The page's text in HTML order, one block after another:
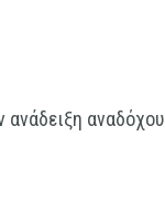
ανάδειξη αναδόχου